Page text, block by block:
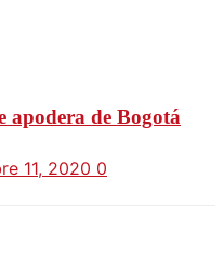
apodera de Bogotá
11, 2020 0